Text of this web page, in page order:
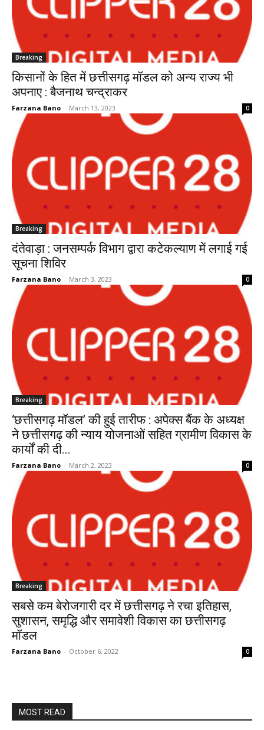
Breaking
किसानों के हित में छत्तीसगढ़ मॉडल को अन्य राज्य भी
अपनाए : बैजनाथ चन्द्राकर
Farzana Bano - March 13, 2023 0
Breaking
दंतेवाड़ा : जनसम्पर्क विभाग द्वारा कटेकल्याण में लगाई गई
सूचना शिविर
Farzana Bano - March 3, 2023 0
Breaking
‘छत्तीसगढ़ मॉडल’ की हुई तारीफ : अपेक्स बैंक के अध्यक्ष
ने छत्तीसगढ़ की न्याय योजनाओं सहित ग्रामीण विकास के
कार्यों की दी...
Farzana Bano - March 2, 2023 0
Breaking
सबसे कम बेरोजगारी दर में छत्तीसगढ़ ने रचा इतिहास,
सुशासन, समृद्धि और समावेशी विकास का छत्तीसगढ़
मॉडल
Farzana Bano - October 6, 2022 0
MOST READ